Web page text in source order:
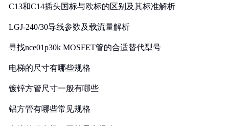
C13和C14插头国标与欧标的区别及其标准解析
LGJ-240/30导线参数及载流量解析
寻找nce01p30k MOSFET管的合适替代型号
电梯的尺寸有哪些规格
镀锌方管尺寸一般有哪些
铝方管有哪些常见规格